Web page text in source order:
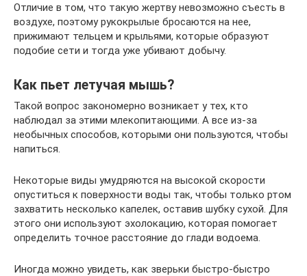
Отличие в том, что такую жертву невозможно съесть в
воздухе, поэтому рукокрылые бросаются на нее,
прижимают тельцем и крыльями, которые образуют
подобие сети и тогда уже убивают добычу.
Как пьет летучая мышь?
Такой вопрос закономерно возникает у тех, кто
наблюдал за этими млекопитающими. А все из-за
необычных способов, которыми они пользуются, чтобы
напиться.
Некоторые виды умудряются на высокой скорости
опуститься к поверхности воды так, чтобы только ртом
захватить несколько капелек, оставив шубку сухой. Для
этого они используют эхолокацию, которая помогает
определить точное расстояние до глади водоема.
Иногда можно увидеть, как зверьки быстро-быстро